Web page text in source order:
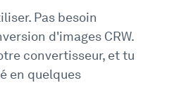
Pas besoin
d'images CRW.
convertisseur, et tu
en quelques